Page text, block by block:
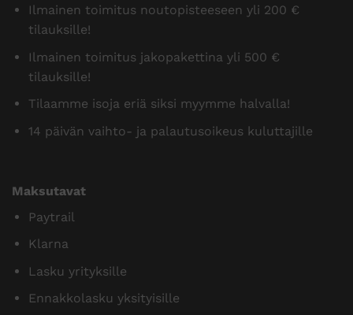
Ilmainen toimitus noutopisteeseen yli 200 €
tilauksille!
Ilmainen toimitus jakopakettina yli 500 €
tilauksille!
Tilaamme isoja eriä siksi myymme halvalla!
14 päivän vaihto- ja palautusoikeus kuluttajille
Maksutavat
Paytrail
Klarna
Lasku yrityksille
Ennakkolasku yksityisille